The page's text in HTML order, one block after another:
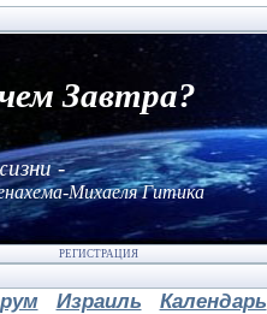
Завтра?
-
Михаеля Гитика
РЕГИСТРАЦИЯ
Израиль Календарь